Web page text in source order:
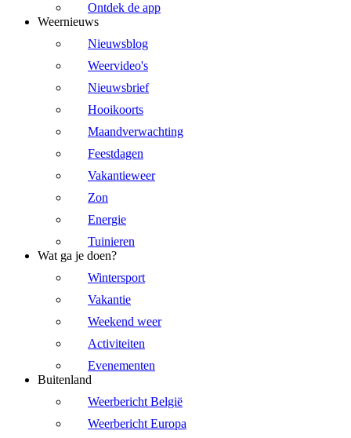
Ontdek de app
Weernieuws
Nieuwsblog
Weervideo's
Nieuwsbrief
Hooikoorts
Maandverwachting
Feestdagen
Vakantieweer
Zon
Energie
Tuinieren
Wat ga je doen?
Wintersport
Vakantie
Weekend weer
Activiteiten
Evenementen
Buitenland
Weerbericht België
Weerbericht Europa